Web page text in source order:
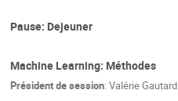
Pause: Dejeuner
Machine Learning: Méthodes
Président de session: Valérie Gautard